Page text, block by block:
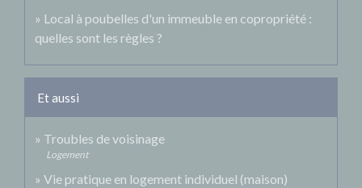
Local à poubelles d'un immeuble en copropriété :
quelles sont les règles ?
Et aussi
Troubles de voisinage
Logement
Vie pratique en logement individuel (maison)